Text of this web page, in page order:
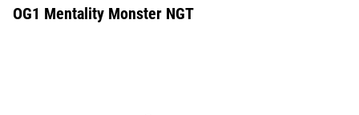
OG1 Mentality Monster NGT